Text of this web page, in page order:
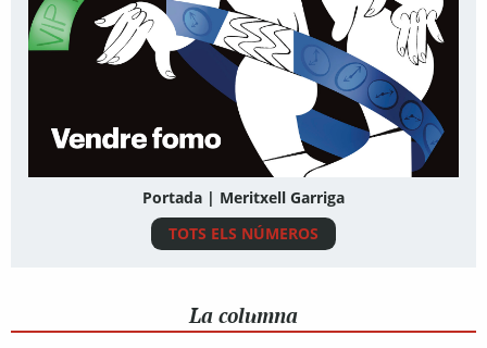
Portada | Meritxell Garriga
TOTS ELS NÚMEROS
La columna